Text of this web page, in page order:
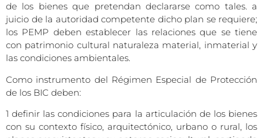
de los bienes que pretendan declararse como tales. a
juicio de la autoridad competente dicho plan se requiere;
los PEMP deben establecer las relaciones que se tiene
con patrimonio cultural naturaleza material, inmaterial y
las condiciones ambientales.
Como instrumento del Régimen Especial de Protección
de los BIC deben:
1 definir las condiciones para la articulación de los bienes
con su contexto físico, arquitectónico, urbano o rural, los